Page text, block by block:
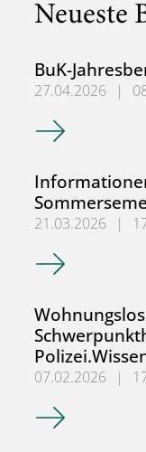
Neueste
BuK-
27.04.2026 |
BuK-
21.03.2026 |
Informationen
07.02.2026 |